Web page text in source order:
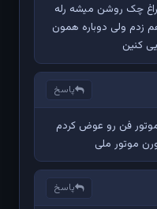
چک روشن میشه رله
ولی دوباره همون
کنین
پاسخ
فن رو عوض کردم
موتور ملی
پاسخ